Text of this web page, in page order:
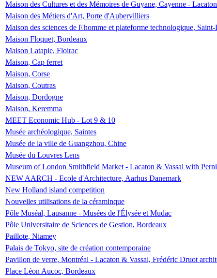
Maison des Cultures et des Mémoires de Guyane, Cayenne -
Maison des Métiers d'Art, Porte d'Aubervilliers
Maison des sciences de l\'homme et plateforme technologique,
Maison Floquet, Bordeaux
Maison Latapie, Floirac
Maison, Cap ferret
Maison, Corse
Maison, Coutras
Maison, Dordogne
Maison, Keremma
MEET Economic Hub - Lot 9 & 10
Musée archéologique, Saintes
Musée de la ville de Guangzhou, Chine
Musée du Louvres Lens
Museum of London Smithfield Market - Lacaton & Vassal with
NEW AARCH - Ecole d'Architecture, Aarhus Danemark
New Holland island competition
Nouvelles utilisations de la céraminque
Pôle Muséal, Lausanne - Musées de l'Élysée et Mudac
Pôle Universitaire de Sciences de Gestion, Bordeaux
Paillote, Niamey
Palais de Tokyo, site de création contemporaine
Pavillon de verre, Montréal - Lacaton & Vassal, Frédéric Druot
Place Léon Aucoc, Bordeaux